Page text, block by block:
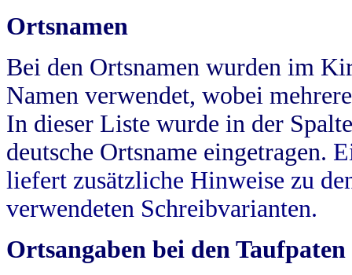
Ortsnamen
Bei den Ortsnamen wurden im
Namen verwendet, wobei
In dieser Liste wurde in der
deutsche Ortsname eingetragen.
liefert zusätzliche Hinweise zu
verwendeten Schreibvarianten.
Ortsangaben bei den Taufpaten